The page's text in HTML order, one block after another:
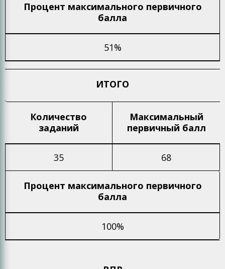
Процент максимального первичного
балла
51%
ИТОГО
Количество
заданий
Максимальный
первичный балл
35 68
Процент максимального первичного
балла
100%